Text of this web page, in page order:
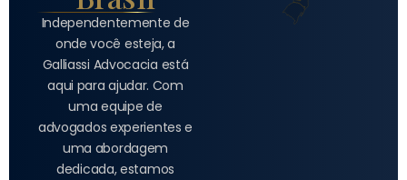
Independentemente de
onde você esteja, a
Galliassi Advocacia está
aqui para ajudar. Com
uma equipe de
advogados experientes e
uma abordagem
dedicada, estamos